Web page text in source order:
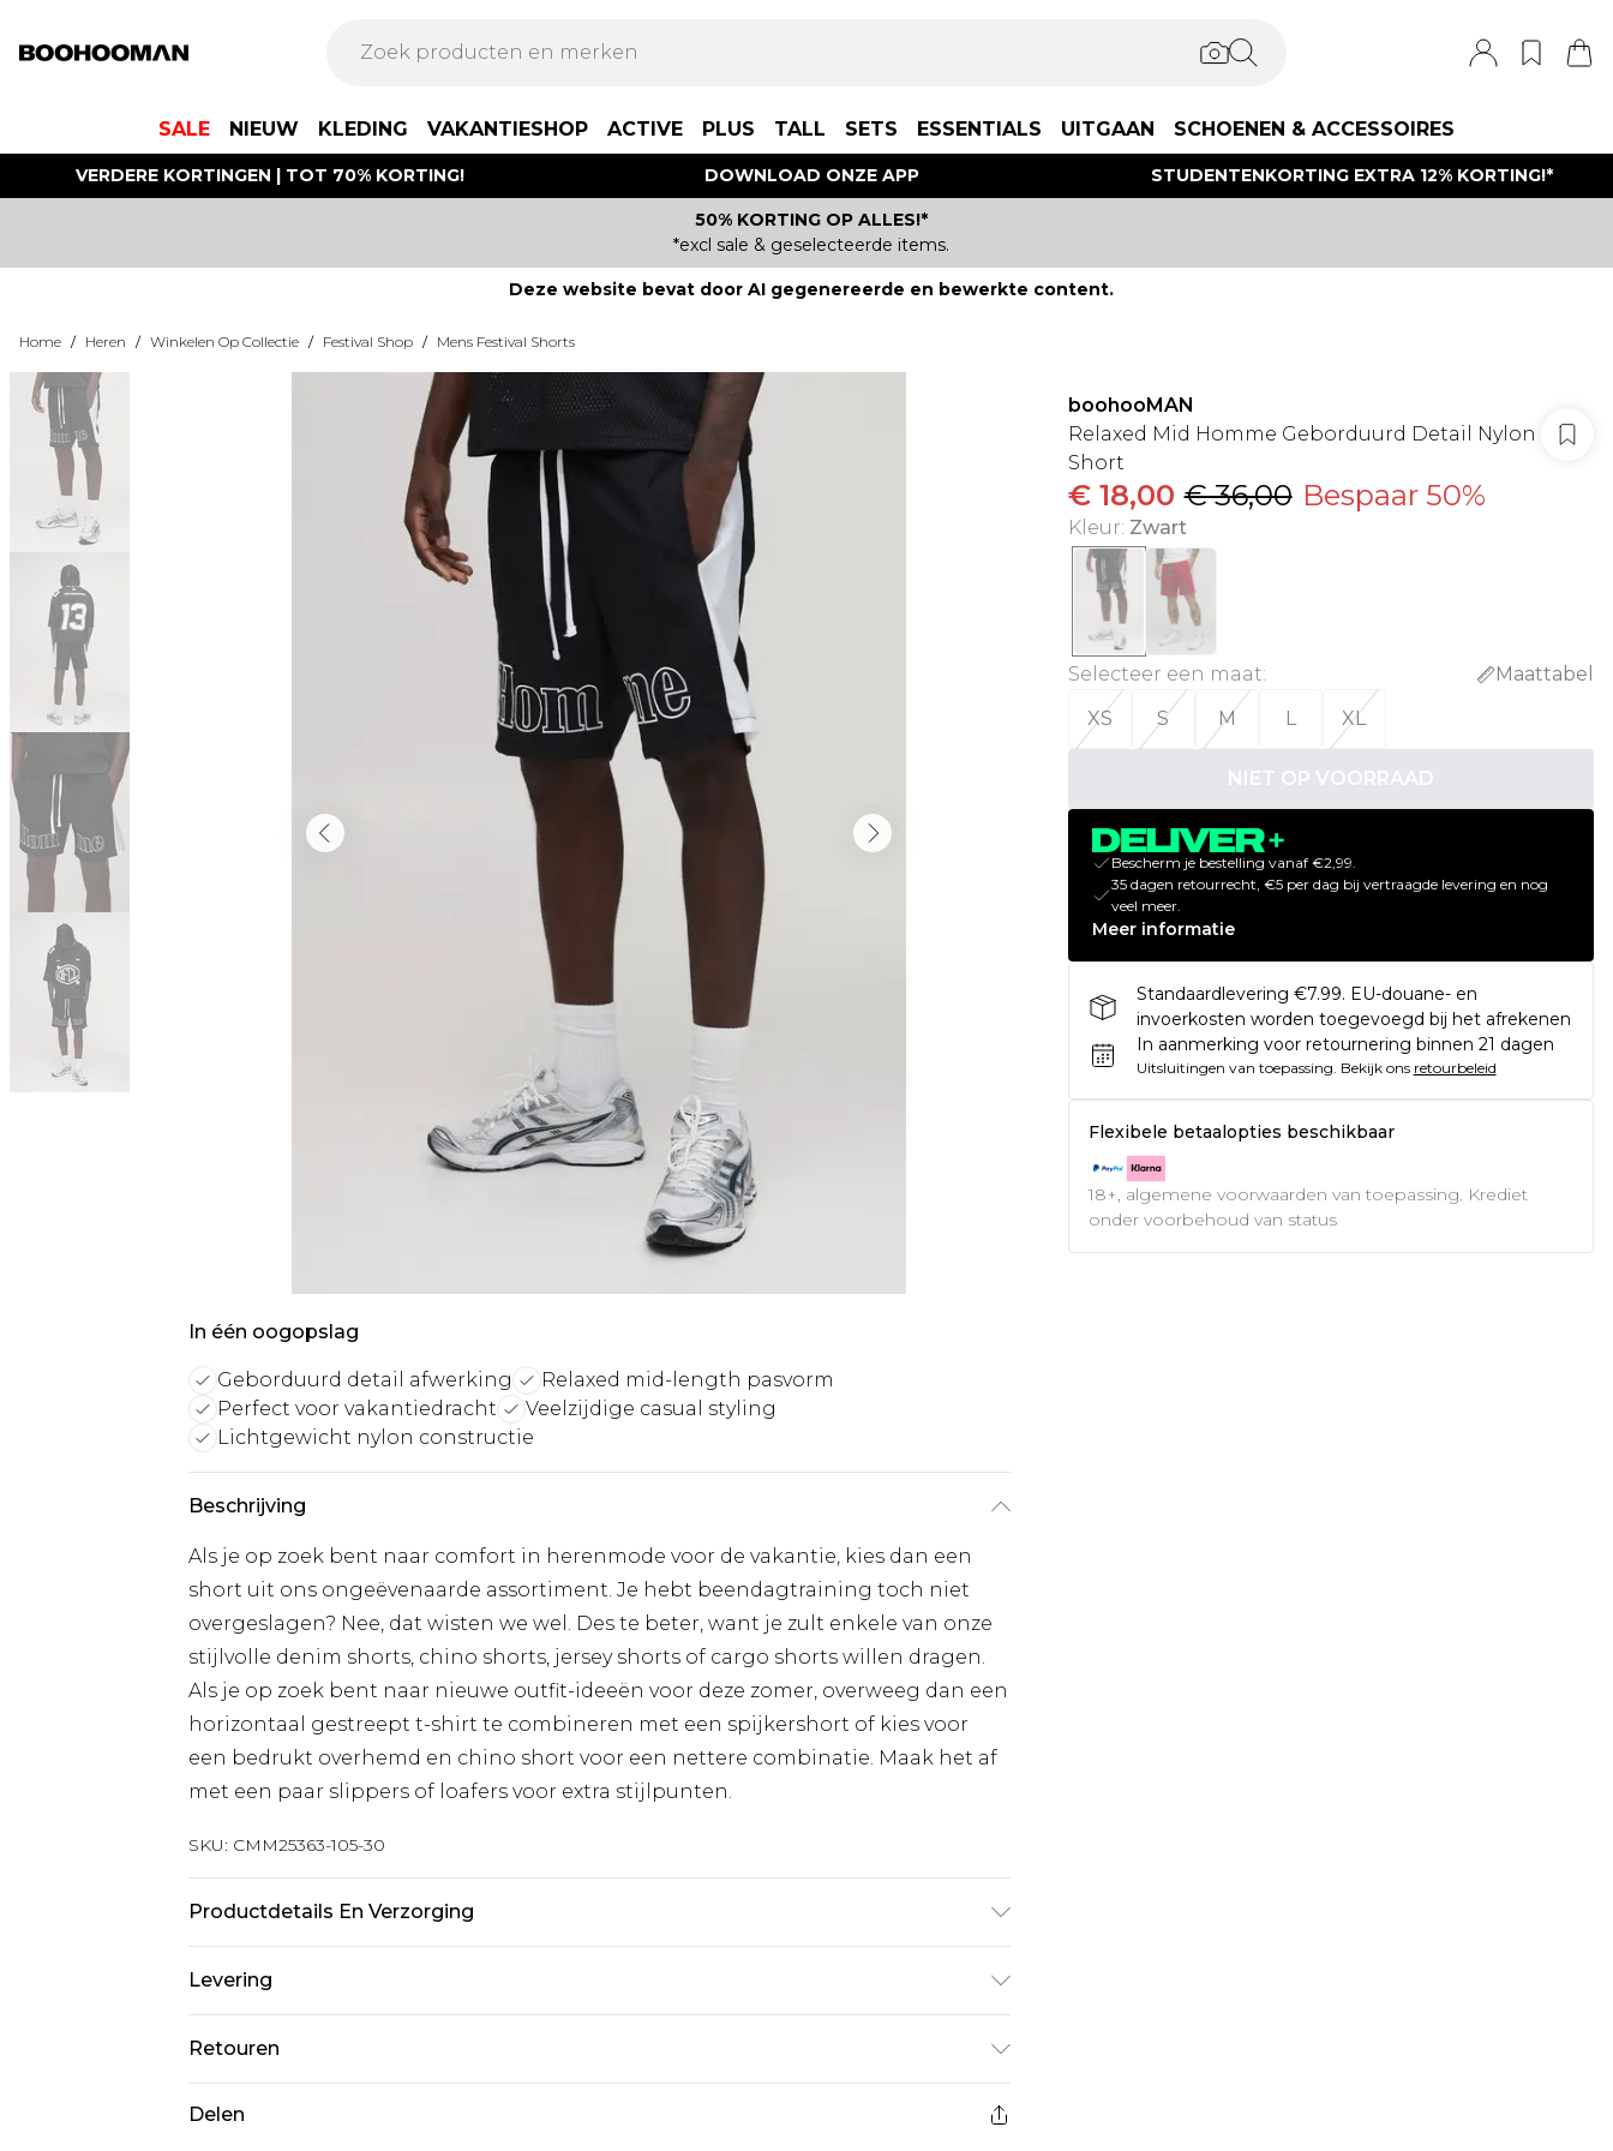
SALE NIEUW KLEDING VAKANTIESHOP ACTIVE PLUS TALL SETS ESSENTIALS UITGAAN SCHOENEN & ACCESSOIRES
VERDERE KORTINGEN | TOT 70% KORTING! DOWNLOAD ONZE APP STUDENTENKORTING EXTRA 12% KORTING!*
50% KORTING OP ALLES!*
*excl sale & geselecteerde items.
Deze website bevat door AI gegenereerde en bewerkte content.
Home / Heren / Winkelen Op Collectie / Festival Shop / Mens Festival Shorts
In één oogopslag
Geborduurd detail afwerking
Relaxed mid-length pasvorm
Perfect voor vakantiedracht
Veelzijdige casual styling
Lichtgewicht nylon constructie
Beschrijving
Als je op zoek bent naar comfort in herenmode voor de vakantie, kies dan een
short uit ons ongeëvenaarde assortiment. Je hebt beendagtraining toch niet
overgeslagen? Nee, dat wisten we wel. Des te beter, want je zult enkele van onze
stijlvolle denim shorts, chino shorts, jersey shorts of cargo shorts willen dragen.
Als je op zoek bent naar nieuwe outfit-ideeën voor deze zomer, overweeg dan een
horizontaal gestreept t-shirt te combineren met een spijkershort of kies voor
een bedrukt overhemd en chino short voor een nettere combinatie. Maak het af
met een paar slippers of loafers voor extra stijlpunten.
SKU: CMM25363-105-30
Productdetails En Verzorging
Levering
Standaardlevering Nederland
€7.99
Expressdienst Nederland
€17.99
Retouren
Delen
boohooMAN
Relaxed Mid Homme Geborduurd Detail Nylon
Short
€ 18,00 € 36,00 Bespaar 50%
Kleur: Zwart
Selecteer een maat:
Maattabel
XS
S M L XL
NIET OP VOORRAAD
Bescherm je bestelling vanaf €2,99.
35 dagen retourrecht, €5 per dag bij vertraagde levering en nog
veel meer.
Meer informatie
Standaardlevering €7.99. EU-douane- en
invoerkosten worden toegevoegd bij het afrekenen
In aanmerking voor retournering binnen 21 dagen
Uitsluitingen van toepassing. Bekijk ons retourbeleid
Flexibele betaalopties beschikbaar
18+, algemene voorwaarden van toepassing. Krediet
onder voorbehoud van status